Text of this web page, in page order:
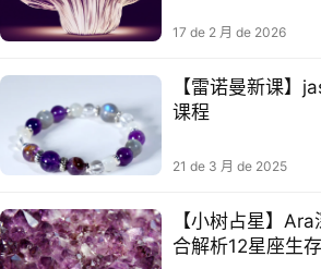
17 de 2 月 de 2026
【雷诺曼新课】
课程
21 de 3 月 de 2025
【小树占星】
合解析12星座生